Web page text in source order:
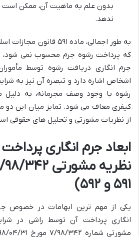
بدون علم به ماهیت آن، ممکن است
ندهد.
به طور اجمالی، ماده ۵۹۱
جرم انگاری دریافت رشوه توسط
اشخاص اشاره دارد و تبصره آن نیز به
رشوه با وجود وصف مجرمانه، به دلیل
کیفری معاف می شود. تمایز میان این دو
از نظریات مشورتی و تحلیل های حقوقی
ابعاد جرم انگاری
۵۹۱ و ۵۹۲)
یکی از مهم ترین ابهامات در خصوص
انگاری پرداخت آن توسط راشی در